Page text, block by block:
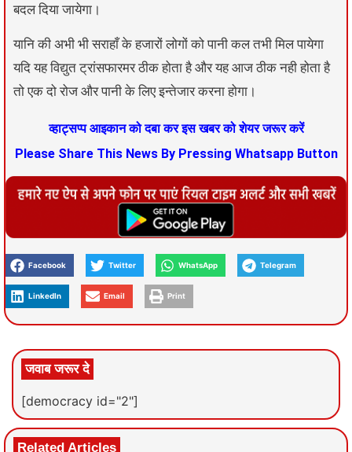
बदल दिया जायेगा।
यानि की अभी भी सराहाँ के हजारों लोगों को पानी कल तभी मिल पायेगा
यदि यह विद्युत ट्रांसफारमर ठीक होता है और यह आज ठीक नही होता है
तो एक दो रोज और पानी के लिए इन्तेजार करना होगा।
व्हाट्सप्प आइकान को दबा कर इस खबर को शेयर जरूर करें
Please Share This News By Pressing Whatsapp Button
Facebook Twitter WhatsApp Telegram
LinkedIn Email Print
जवाब जरूर दे
[democracy id="2"]
Related Articles